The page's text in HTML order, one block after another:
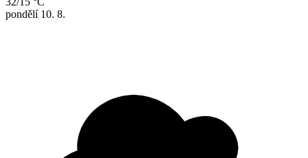
pondělí 10. 8.